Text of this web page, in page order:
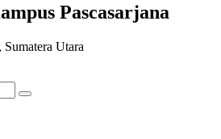
Pascasarjana
Utara